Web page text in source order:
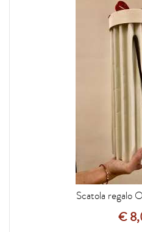
Scatola regalo
€